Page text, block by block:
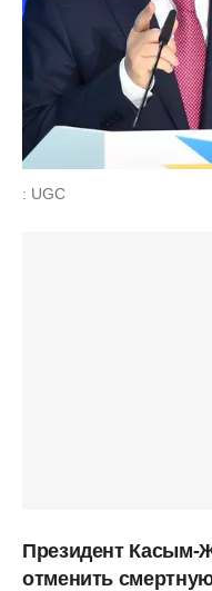
: UGC
Президент Касым-
отменить